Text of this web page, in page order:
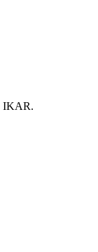
IKAR.